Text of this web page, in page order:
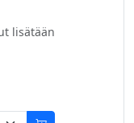
lisätään